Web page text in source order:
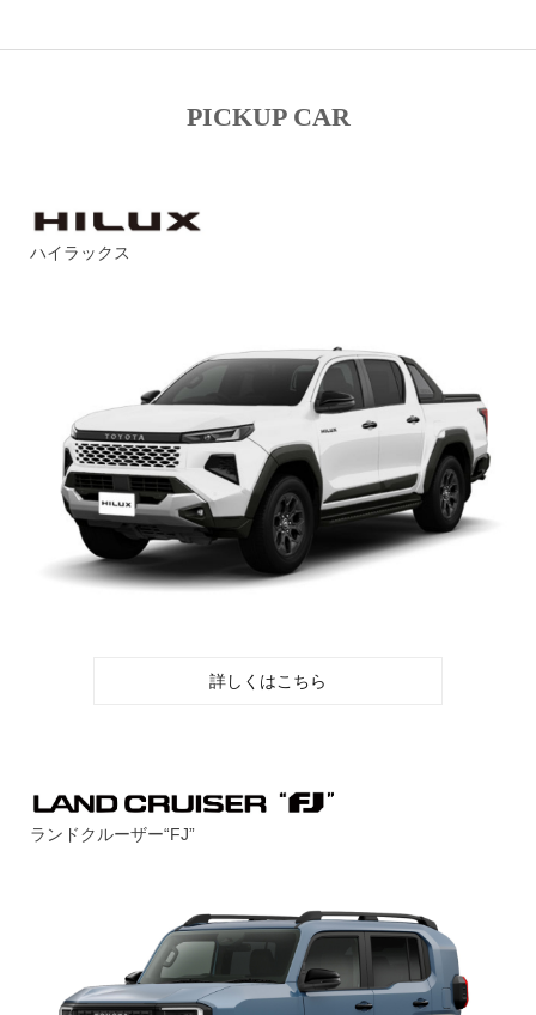
PICKUP CAR
ハイラックス
詳しくはこちら
ランドクルーザー“FJ”